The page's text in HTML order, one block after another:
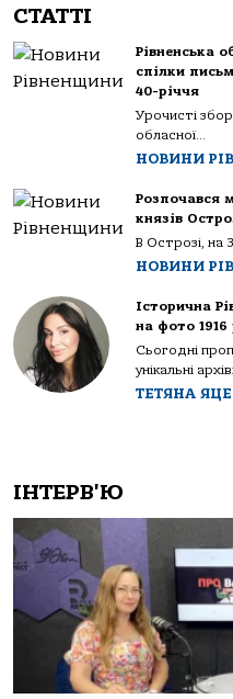
СТАТТІ
Рівненська
спілки
40-річчя
Урочисті
обласної...
НОВИНИ
Розпочався
князів
В Острозі, на
НОВИНИ
Історична
на фото 1916
Сьогодні
унікальні
ТЕТЯНА
ІНТЕРВ'Ю